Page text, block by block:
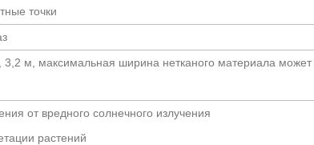
точки
м, максимальная ширина нетканого материала
от вредного солнечного излучения
растений